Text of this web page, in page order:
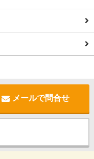
メールで問合せ